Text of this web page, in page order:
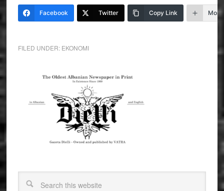
Facebook Twitter Copy Link More
FILED UNDER: EKONOMI